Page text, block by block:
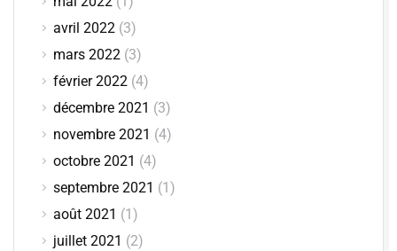
avril 2022 (3)
mars 2022 (3)
février 2022 (4)
décembre 2021 (3)
novembre 2021 (4)
octobre 2021 (4)
septembre 2021 (1)
août 2021 (1)
juillet 2021 (2)